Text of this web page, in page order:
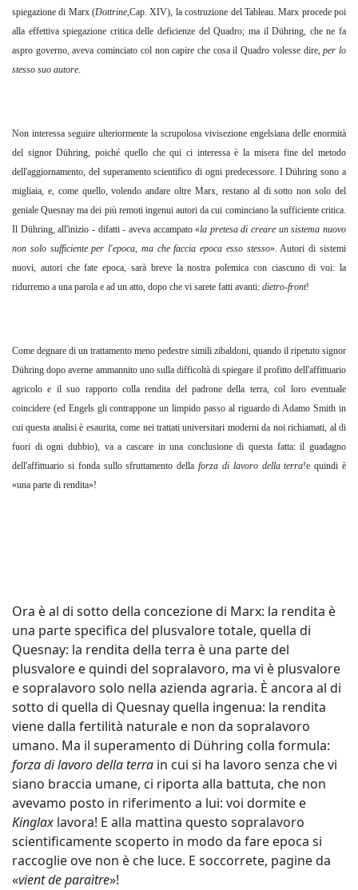
spiegazione di Marx (Dottrine,Cap. XIV), la costruzione del Tableau. Marx procede poi
alla effettiva spiegazione critica delle deficienze del Quadro; ma il Dühring, che ne fa
aspro governo, aveva cominciato col non capire che cosa il Quadro volesse dire,per lo
stesso suo autore.
Non interessa seguire ulteriormente la scrupolosa vivisezione engelsiana delle enormità
del signor Dühring, poiché quello che qui ci interessa è la misera fine del metodo
dell'aggiornamento, del superamento scientifico di ogni predecessore. I Dühring sono a
migliaia, e, come quello, volendo andare oltre Marx, restano al di sotto non solo del
geniale Quesnay ma dei più remoti ingenui autori da cui cominciano la sufficiente critica.
Il Dühring, all'inizio - difatti - aveva accampato «la pretesa di creare un sistema nuovo
non solo sufficiente per l'epoca, ma che faccia epoca esso stesso». Autori di sistemi
nuovi, autori che fate epoca, sarà breve la nostra polemica con ciascuno di voi: la
ridurremo a una parola e ad un atto, dopo che vi sarete fatti avanti: dietro-front!
Come degnare di un trattamento meno pedestre simili zibaldoni, quando il ripetuto signor
Dühring dopo averne ammannito uno sulla difficoltà di spiegare il profitto dell'affittuario
agricolo e il suo rapporto colla rendita del padrone della terra, col loro eventuale
coincidere (ed Engels gli contrappone un limpido passo al riguardo di Adamo Smith in
cui questa analisi è esaurita, come nei trattati universitari moderni da noi richiamati, al di
fuori di ogni dubbio), va a cascare in una conclusione di questa fatta: il guadagno
dell'affittuario si fonda sullo sfruttamento della forza di lavoro della terra!e quindi è
«una parte di rendita»!
Ora è al di sotto della concezione di Marx: la rendita è
una parte specifica del plusvalore totale, quella di
Quesnay: la rendita della terra è una parte del
plusvalore e quindi del sopralavoro, ma vi è plusvalore
e sopralavoro solo nella azienda agraria. È ancora al di
sotto di quella di Quesnay quella ingenua: la rendita
viene dalla fertilità naturale e non da sopralavoro
umano. Ma il superamento di Dühring colla formula:
forza di lavoro della terra in cui si ha lavoro senza che vi
siano braccia umane, ci riporta alla battuta, che non
avevamo posto in riferimento a lui: voi dormite e
Kinglax lavora! E alla mattina questo sopralavoro
scientificamente scoperto in modo da fare epoca si
raccoglie ove non è che luce. E soccorrete, pagine da
«vient de paraìtre»!